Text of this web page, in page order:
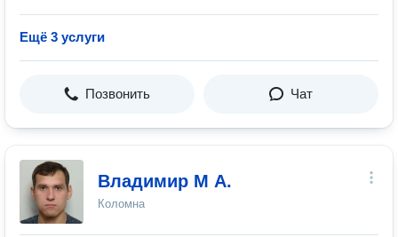
Ещё 3 услуги
Позвонить Чат
Владимир М А.
Коломна